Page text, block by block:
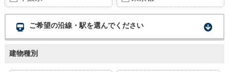
ご希望の沿線・駅を選んでください
建物種別